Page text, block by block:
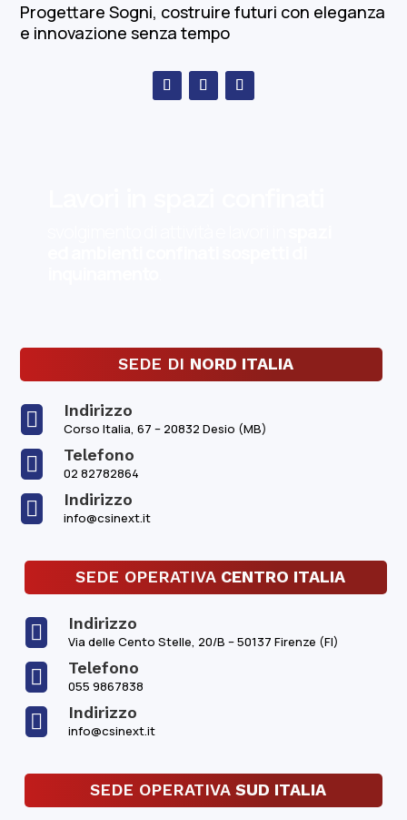
Progettare Sogni, costruire futuri con eleganza
e innovazione senza tempo
SEDE DI NORD ITALIA
 Indirizzo
Corso Italia, 67 – 20832 Desio (MB)
 Telefono
02 82782864
 Indirizzo
info@csinext.it
SEDE OPERATIVA CENTRO ITALIA
 Indirizzo
Via delle Cento Stelle, 20/B – 50137 Firenze (FI)
 Telefono
055 9867838
 Indirizzo
info@csinext.it
SEDE OPERATIVA SUD ITALIA